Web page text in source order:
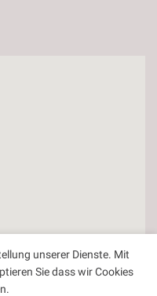
unserer Dienste. Mit
Sie dass wir Cookies